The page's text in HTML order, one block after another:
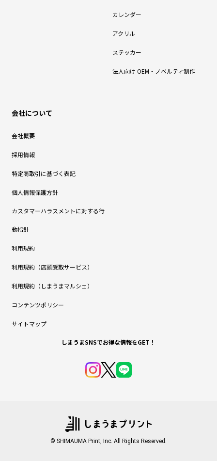
カレンダー
アクリル
ステッカー
法人向け OEM・ノベルティ制作
会社について
会社概要
採用情報
特定商取引に基づく表記
個人情報保護方針
カスタマーハラスメントに対する行
動指針
利用規約
利用規約（店頭受取サービス）
利用規約（しまうまマルシェ）
コンテンツポリシー
サイトマップ
しまうまSNSでお得な情報をGET！
© SHIMAUMA Print, Inc. All Rights Reserved.